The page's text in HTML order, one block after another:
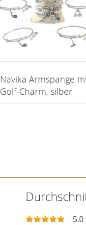
Navika Armspange
Golf-Charm, silber